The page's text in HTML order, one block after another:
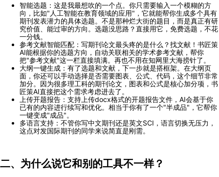
智能选题：这是我最想吹的一个点。你只需要输入一个模糊的方
向，比如"人工智能在教育领域的应用"，它就能帮你生成多个具有
期刊发表潜力的具体选题。不是那种烂大街的题目，而是真正有研
究价值、能过审的方向。选题没思路？直接用它，免费选题，不花
一分钱。
参考文献智能匹配：写期刊论文最头疼的是什么？找文献！书匠策
AI能根据你的选题方向，自动关联相关的学术参考文献，帮你
把"参考文献"这一栏直接填满。再也不用在知网里大海捞针了。
大纲一键生成：有了选题和文献，下一步就是搭框架。在大纲页
面，你还可以手动选择是否需要图表、公式、代码，这个细节非常
加分。因为很多理工科的期刊论文，图表和公式是核心加分项，书
匠策AI直接把这个需求考虑进去了。
上传开题报告：支持上传docx格式的开题报告文件，AI会基于你
已有的内容进行续写和优化。相当于你有了一个"半成品"，它帮你
一键变成"成品"。
多语言支持：不管你写中文期刊还是英文SCI，语言切换无压力，
这点对发国际期刊的同学来说简直是刚需。
二、为什么说它和别的工具不一样？